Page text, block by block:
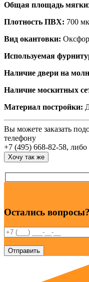
Общая площадь
Плотность ПВХ: 700
Вид окантовки:
Используемая
Наличие двери на
Наличие москитных
Материал постройки:
Вы можете заказать
телефону
+7 (495) 668-82-58, либо
Хочу так же
Остались вопросы?